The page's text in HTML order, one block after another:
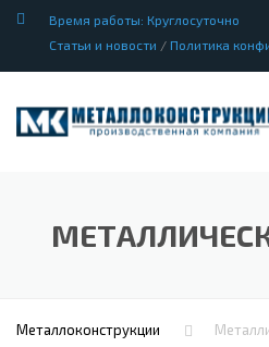
Время работы: Круглосуточно
Статьи и новости / Политика
Металлоконструкции